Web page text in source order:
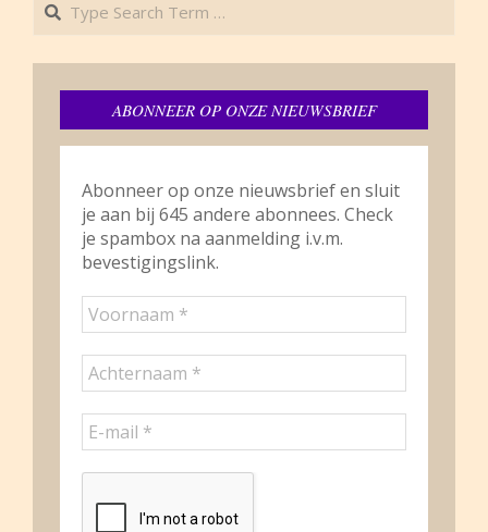
ABONNEER OP ONZE NIEUWSBRIEF
Abonneer op onze nieuwsbrief en sluit
je aan bij 645 andere abonnees. Check
je spambox na aanmelding i.v.m.
bevestigingslink.